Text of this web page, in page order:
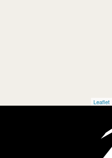
Leaflet